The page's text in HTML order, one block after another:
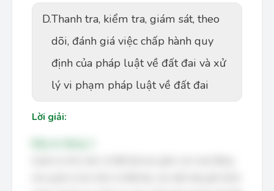
D.Thanh tra, kiểm tra, giám sát, theo
dõi, đánh giá việc chấp hành quy
định của pháp luật về đất đai và xử
lý vi phạm pháp luật về đất đai
Lời giải: